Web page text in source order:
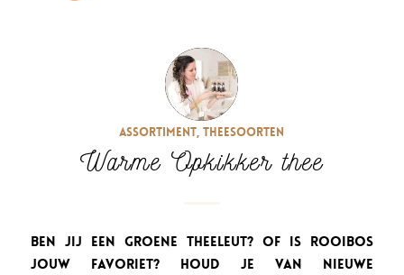
Assortiment,Theesoorten
Warme Opkikker thee
Ben jij een groene theeleut? Of is Rooibos
jouw favoriet? Houd je van nieuwe